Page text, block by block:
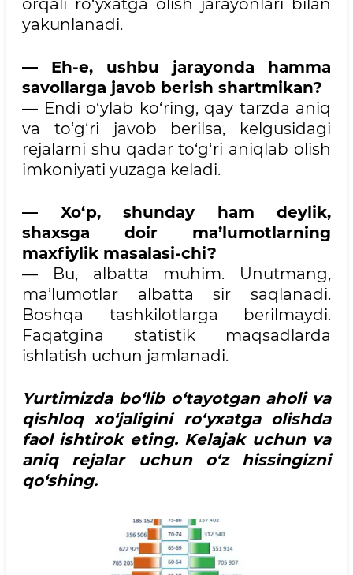
orqali ro‘yxatga olish jarayonlari bilan
yakunlanadi.
— Eh-e, ushbu jarayonda hamma
savollarga javob berish shartmikan?
— Endi o‘ylab ko‘ring, qay tarzda aniq
va to‘g‘ri javob berilsa, kelgusidagi
rejalarni shu qadar to‘g‘ri aniqlab olish
imkoniyati yuzaga keladi.
— Xo‘p, shunday ham deylik,
shaxsga doir ma’lumotlarning
maxfiylik masalasi-chi?
— Bu, albatta muhim. Unutmang,
ma’lumotlar albatta sir saqlanadi.
Boshqa tashkilotlarga berilmaydi.
Faqatgina statistik maqsadlarda
ishlatish uchun jamlanadi.
Yurtimizda bo‘lib o‘tayotgan aholi va
qishloq xo‘jaligini ro‘yxatga olishda
faol ishtirok eting. Kelajak uchun va
aniq rejalar uchun o‘z hissingizni
qo‘shing.